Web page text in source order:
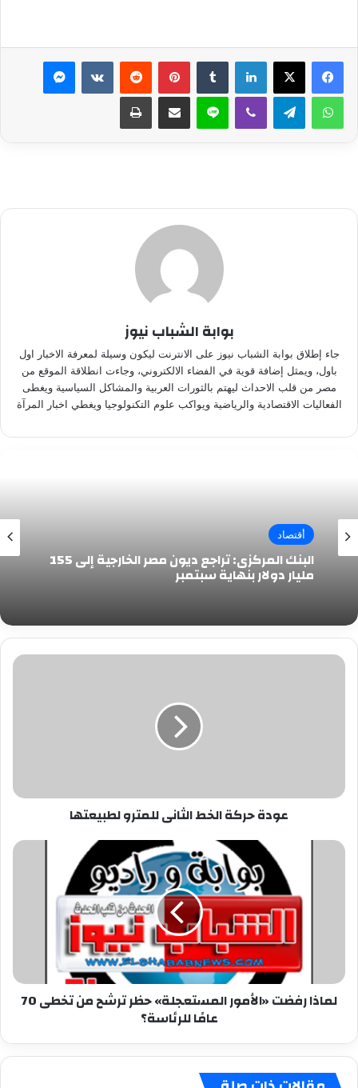
لينكدإن بينتيريست ماسنجر
واتساب تيلقرام ڤايبر لاين مشاركة عبر البريد طباعة
بوابة الشباب نيوز
جاء إطلاق بوابة الشباب نيوز على الانترنت ليكون وسيلة لمعرفة الاخبار اول
باول، ويمثل إضافة قوية في الفضاء الالكتروني، وجاءت انطلاقة الموقع من
مصر من قلب الاحداث ليهتم بالثورات العربية والمشاكل السياسية ويغطى
الفعاليات الاقتصادية والرياضية ويواكب علوم التكنولوجيا ويغطي اخبار المرآة
أقتصاد
البنك المركزى: تراجع ديون مصر الخارجية إلى 155
مليار دولار بنهاية سبتمبر
عودة
عودة حركة الخط الثانى للمترو لطبيعتها
لماذا
المستعجلة»
70
عامًا
لماذا رفضت «الأمور المستعجلة» حظر ترشح من تخطى 70
عامًا للرئاسة؟